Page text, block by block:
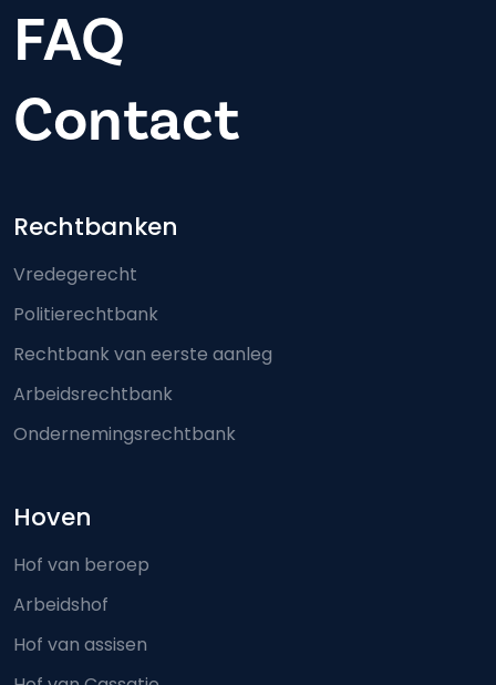
FAQ
Contact
Footer-menu
Rechtbanken
Vredegerecht
Politierechtbank
Rechtbank van eerste aanleg
Arbeidsrechtbank
Ondernemingsrechtbank
Hoven
Hof van beroep
Arbeidshof
Hof van assisen